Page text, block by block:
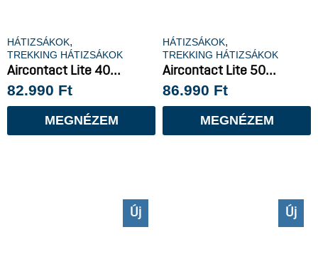
HÁTIZSÁKOK,
TREKKING HÁTIZSÁKOK
Aircontact Lite 40...
82.990 Ft
MEGNÉZEM
HÁTIZSÁKOK,
TREKKING HÁTIZSÁKOK
Aircontact Lite 50...
86.990 Ft
MEGNÉZEM
Új Új